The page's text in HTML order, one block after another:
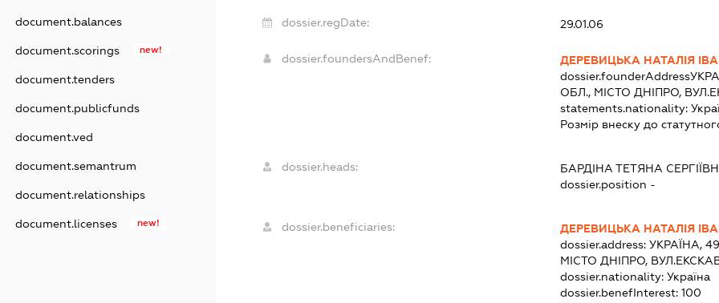
document.balances
document.scorings new!
document.tenders
document.publicfunds
document.ved
document.semantrum
document.relationships
document.licenses new!
dossier.regDate: 29.01.06
dossier.foundersAndBenef:
ДЕРЕВИЦЬКА НАТАЛІЯ
dossier.founderAddress
ОБЛ., МІСТО ДНІПРО,
statements.nationality:
Розмір внеску до
dossier.heads: БАРДІНА ТЕТЯНА
dossier.position -
dossier.beneficiaries:
ДЕРЕВИЦЬКА НАТАЛІЯ
dossier.address: УКРАЇНА,
МІСТО ДНІПРО,
dossier.nationality: Україна
dossier.benefInterest: 100